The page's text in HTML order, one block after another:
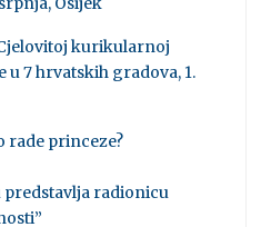
kurikularnoj
u 7 hrvatskih gradova, 1.
rade princeze?
predstavlja radionicu